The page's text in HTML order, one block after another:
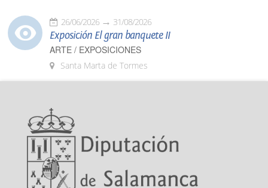
26/06/2026 31/08/2026
Exposición El gran banquete II
ARTE / EXPOSICIONES
Santa Marta de Tormes